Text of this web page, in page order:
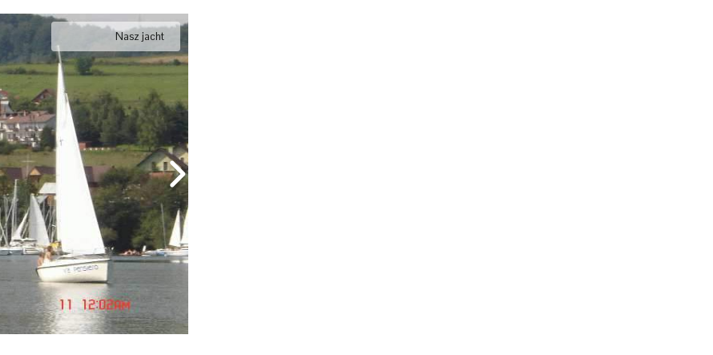
Nasz jacht